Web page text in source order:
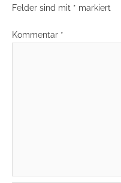
Felder sind mit * markiert
Kommentar *